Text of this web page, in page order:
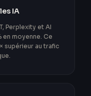
IA
Perplexity et AI
en moyenne. Ce
supérieur au trafic